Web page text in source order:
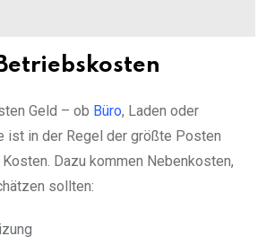
Geld – ob Büro, Laden oder
ist in der Regel der größte Posten
Dazu kommen Nebenkosten,
sollten: